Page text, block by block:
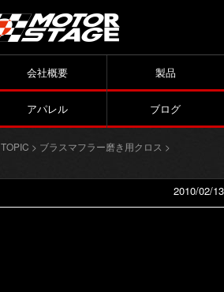
会社概要 製品
アパレル ブログ
TOPIC > ブラスマフラー磨き用クロス >
2010/02/13